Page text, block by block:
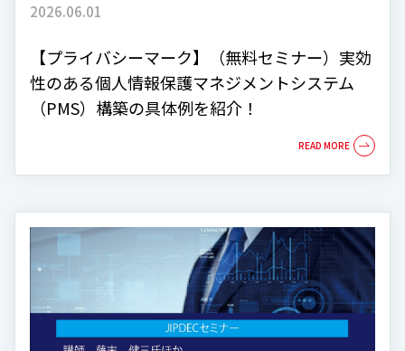
2026.06.01
【プライバシーマーク】（無料セミナー）実効
性のある個人情報保護マネジメントシステム
（PMS）構築の具体例を紹介！